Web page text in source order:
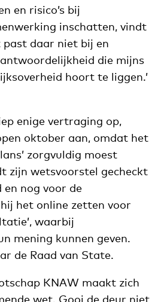
en risico’s bij
inschatten, vindt
past daar niet bij en
die mijns
hoort te liggen.’
enige vertraging op,
oktober aan, omdat het
zorgvuldig moest
zijn wetsvoorstel gecheckt
nog voor de
het online zetten voor
waarbij
mening kunnen geven.
de Raad van State.
KNAW maakt zich
wet. Gooi de deur niet